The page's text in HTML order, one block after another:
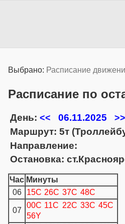
Выбрано: Расписание
Расписание по
День: << 06.11.2025 >>
Маршрут: 5т
Направление:
Остановка:
Час Минуты
06
15C 26C 37C 48C
07
00C 11C 22C 33C 45C
56Y